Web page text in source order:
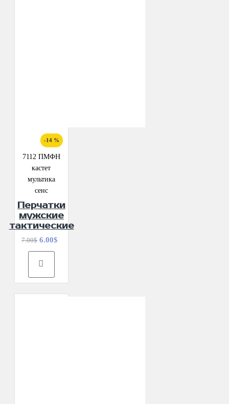
-14 %
7112 ПМФН
кастет
мультика
сенс
Перчатки
мужские
тактические
7.00$ 6.00$